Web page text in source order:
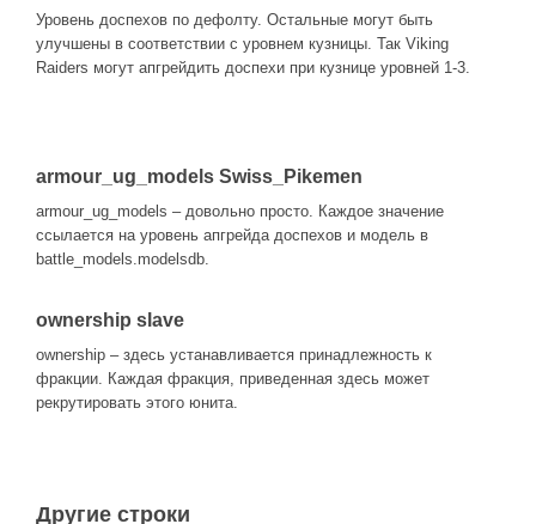
Уровень доспехов по дефолту. Остальные могут быть
улучшены в соответствии с уровнем кузницы. Так Viking
Raiders могут апгрейдить доспехи при кузнице уровней 1-3.
armour_ug_models Swiss_Pikemen
armour_ug_models – довольно просто. Каждое значение
ссылается на уровень апгрейда доспехов и модель в
battle_models.modelsdb.
ownership slave
ownership – здесь устанавливается принадлежность к
фракции. Каждая фракция, приведенная здесь может
рекрутировать этого юнита.
Другие строки